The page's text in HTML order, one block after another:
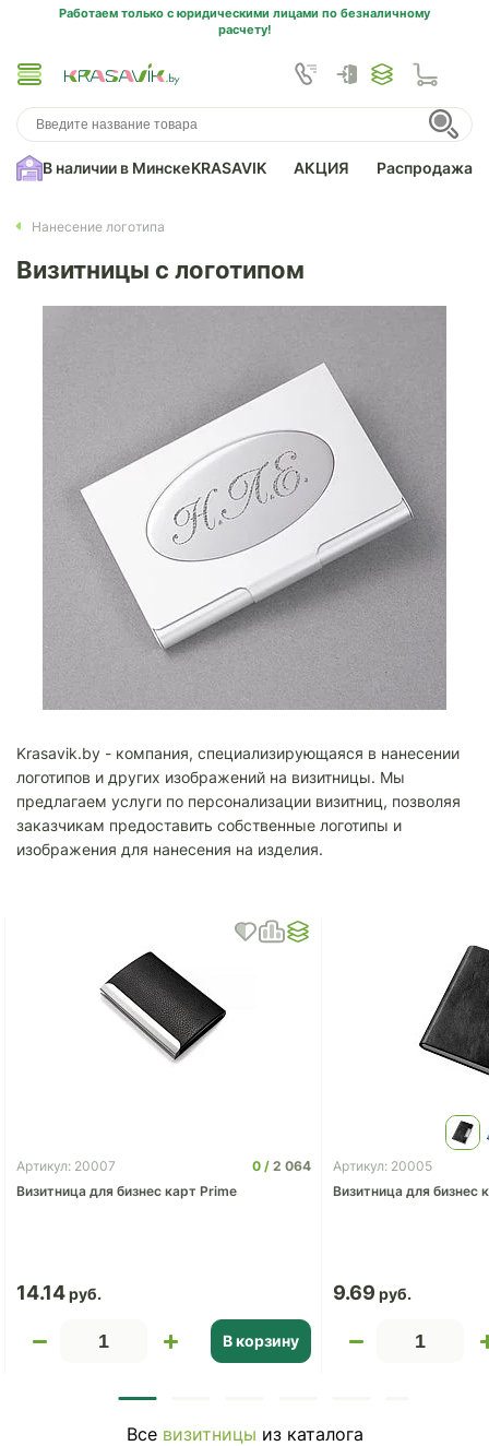
Работаем только с юридическими лицами по безналичному
расчету!
В наличии в МинскеKRASAVIK АКЦИЯ Распродажа
Нанесение логотипа
Визитницы с логотипом
Krasavik.by - компания, специализирующаяся в нанесении
логотипов и других изображений на визитницы. Мы
предлагаем услуги по персонализации визитниц, позволяя
заказчикам предоставить собственные логотипы и
изображения для нанесения на изделия.
Артикул: 20007 0
2 064
Визитница для бизнес карт Prime
14.14
В корзину
Артикул: 20005
Визитница для бизнес
9.69
Все визитницы из каталога